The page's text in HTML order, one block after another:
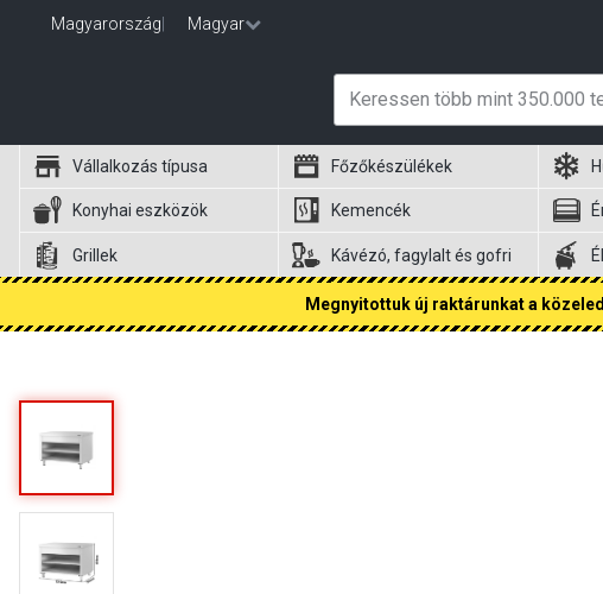
Magyarország Magyar
Vállalkozás típusa Főzőkészülékek
Konyhai eszközök Kemencék
Grillek Kávézó, fagylalt és gofri
Megnyitottuk új raktárunkat a